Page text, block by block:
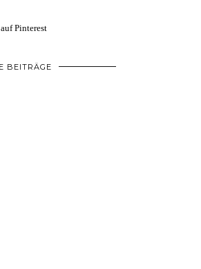
Pinterest
BEITRÄGE